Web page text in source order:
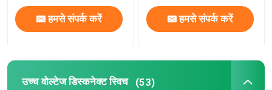
हमसे संपर्क करें हमसे संपर्क करें
उच्च वोल्टेज डिस्कनेक्ट स्विच (53)